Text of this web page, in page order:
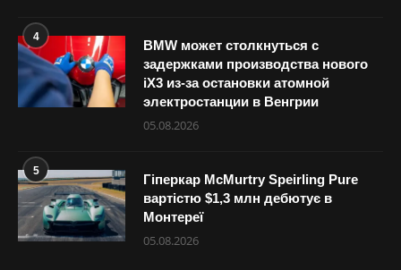
4
BMW может столкнуться с
задержками производства нового
iX3 из-за остановки атомной
электростанции в Венгрии
05.08.2026
5
Гіперкар McMurtry Speirling Pure
вартістю $1,3 млн дебютує в
Монтереї
05.08.2026